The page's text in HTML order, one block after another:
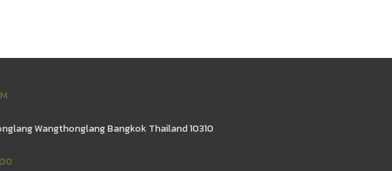
Wangthonglang Bangkok Thailand 10310